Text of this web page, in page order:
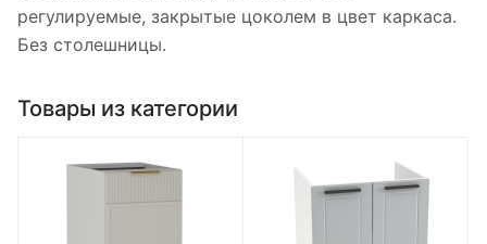
регулируемые, закрытые цоколем в цвет каркаса.
Без столешницы.
Товары из категории